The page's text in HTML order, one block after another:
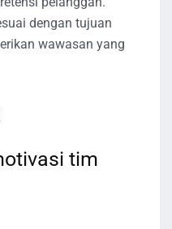
dengan tujuan
wawasan yang
tim